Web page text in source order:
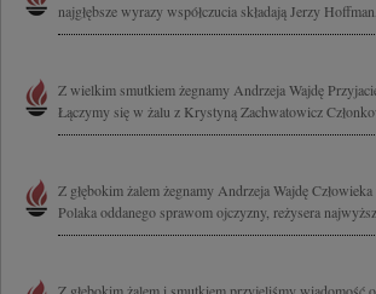
najgłębsze wyrazy współczucia składają Jerzy
Z wielkim smutkiem żegnamy Andrzeja Wajdę
Łączymy się w żalu z Krystyną Zachwatowicz
Z głębokim żalem żegnamy Andrzeja Wajdę
Polaka oddanego sprawom ojczyzny, reżysera